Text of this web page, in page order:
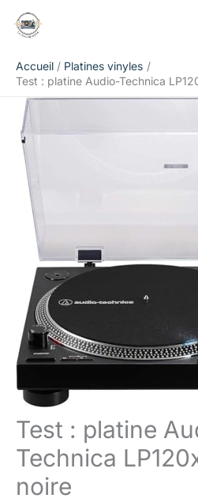
Accueil
Platines vinyles
Test : platine Audio-Technica
Test : platine
Technica
noire
Rechercher